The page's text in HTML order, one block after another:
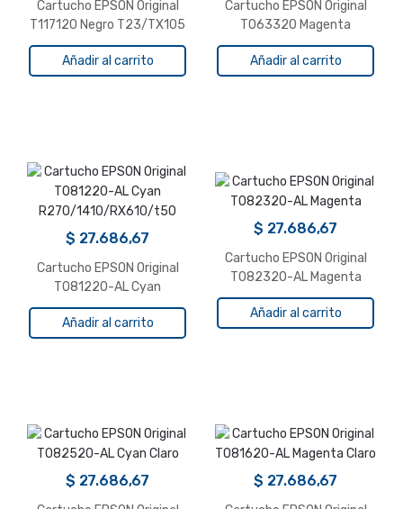
Cartucho EPSON Original
T117120 Negro T23/TX105
Añadir al carrito
Cartucho EPSON Original
T063320 Magenta
Añadir al carrito
$ 27.686,67
Cartucho EPSON Original
T081220-AL Cyan
R270/1410/RX610/t50
Añadir al carrito
$ 27.686,67
Cartucho EPSON Original
T082320-AL Magenta
Añadir al carrito
$ 27.686,67 $ 27.686,67